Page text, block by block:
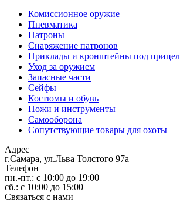
Комиссионное оружие
Пневматика
Патроны
Снаряжение патронов
Приклады и кронштейны под
Уход за оружием
Запасные части
Сейфы
Костюмы и обувь
Ножи и инструменты
Самооборона
Сопутствующие товары для охоты
Адрес
г.Самара, ул.Льва Толстого 97а
Телефон
пн.-пт.: с 10:00 до 19:00
сб.: с 10:00 до 15:00
Связаться с нами